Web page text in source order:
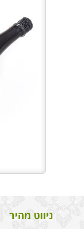
ניווט מהיר